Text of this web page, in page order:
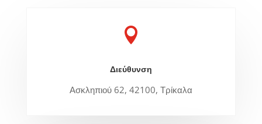

Διεύθυνση
Ασκληπιού 62, 42100, Τρίκαλα